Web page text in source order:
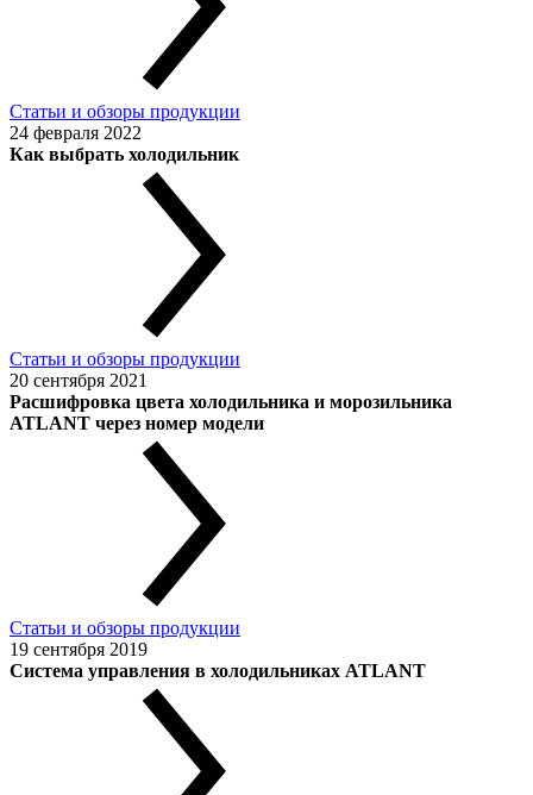
Статьи и обзоры продукции
24 февраля 2022
Как выбрать холодильник
Статьи и обзоры продукции
20 сентября 2021
Расшифровка цвета холодильника и морозильника
ATLANT через номер модели
Статьи и обзоры продукции
19 сентября 2019
Система управления в холодильниках ATLANT